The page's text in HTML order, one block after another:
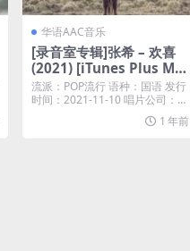
华语AAC音乐
[录音室专辑]张希 – 欢喜
(2021) [iTunes Plus M4
A]
流派：POP流行 语种：国语 发行
时间：2021-11-10 唱片公司：易
1 年前